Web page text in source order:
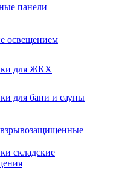
панели
освещением
для ЖКХ
для бани и сауны
складские